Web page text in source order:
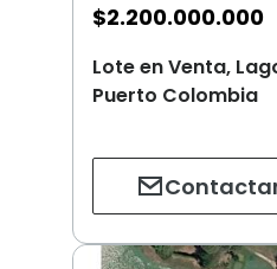
$2.200.000.000
Lote en Venta,
Puerto Colombia